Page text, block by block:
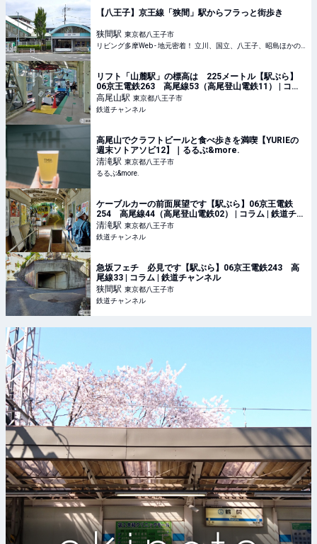
【八王子】京王線「狭間」駅からフラっと街歩き
狭間駅 東京都八王子市
リフト「山麓駅」の標高は 225メートル【駅ぶら】
06京王電鉄263 高尾線53（高尾登山電鉄11） | コラ
ム | 鉄道チャンネル
高尾山駅 東京都八王子市
鉄道チャンネル
高尾山でクラフトビールと食べ歩きを満喫【YURIEの
週末ソトアソビ12】｜るるぶ&more.
清滝駅 東京都八王子市
るるぶ&more.
ケーブルカーの前面展望です【駅ぶら】06京王電鉄
254 高尾線44（高尾登山電鉄02） | コラム | 鉄道チャ
ンネル
清滝駅 東京都八王子市
鉄道チャンネル
急坂フェチ 必見です【駅ぶら】06京王電鉄243 高
尾線33 | コラム | 鉄道チャンネル
狭間駅 東京都八王子市
鉄道チャンネル